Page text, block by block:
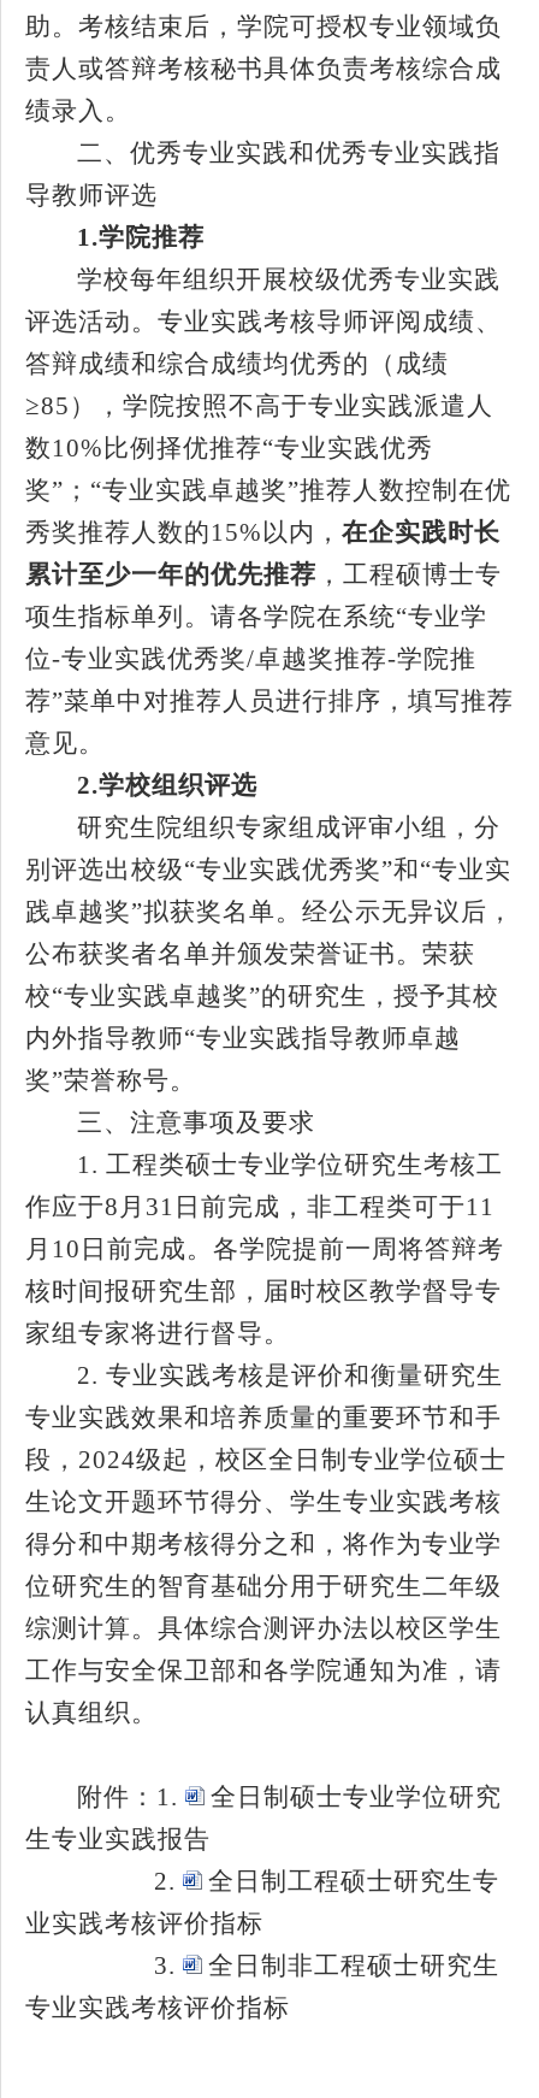
助。考核结束后，学院可授权专业领域负
责人或答辩考核秘书具体负责考核综合成
绩录入。
二、优秀专业实践和优秀专业实践指
导教师评选
1.学院推荐
学校每年组织开展校级优秀专业实践
评选活动。专业实践考核导师评阅成绩、
答辩成绩和综合成绩均优秀的（成绩
≥85 ），学院按照不高于专业实践派遣人
数10% 比例择优推荐“专业实践优秀
奖”；“专业实践卓越奖”推荐人数控制在优
秀奖推荐人数的15% 以内， 在企实践时长
累计至少一年的优先推荐 ，工程硕博士专
项生指标单列。请各学院在系统“专业学
位-专业实践优秀奖/卓越奖推荐-学院推
荐”菜单中对推荐人员进行排序，填写推荐
意见。
2.学校组织评选
研究生院组织专家组成评审小组，分
别评选出校级“专业实践优秀奖”和“专业实
践卓越奖”拟获奖名单。经公示无异议后，
公布获奖者名单并颁发荣誉证书。荣获
校“专业实践卓越奖”的研究生，授予其校
内外指导教师“专业实践指导教师卓越
奖”荣誉称号。
三、注意事项及要求
1. 工程类硕士专业学位研究生考核工
作应于8 月 31 日前完成，非工程类可于11
月 10 日前完成。各学院提前一周将答辩考
核时间报研究生部，届时校区教学督导专
家组专家将进行督导。
2. 专业实践考核是评价和衡量研究生
专业实践效果和培养质量的重要环节和手
段， 2024级起，校区全日制专业学位硕士
生论文开题环节得分、学生专业实践考核
得分和中期考核得分之和，将作为专业学
位研究生的智育基础分用于研究生二年级
综测计算。具体综合测评办法以校区学生
工作与安全保卫部和各学院通知为准，请
认真组织。
附件： 1.
全日制硕士专业学位研究
生专业实践报告
2.
全日制工程硕士研究生专
业实践考核评价指标
3.
全日制非工程硕士研究生
专业实践考核评价指标